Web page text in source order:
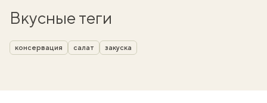
Вкусные теги
консервация салат закуска